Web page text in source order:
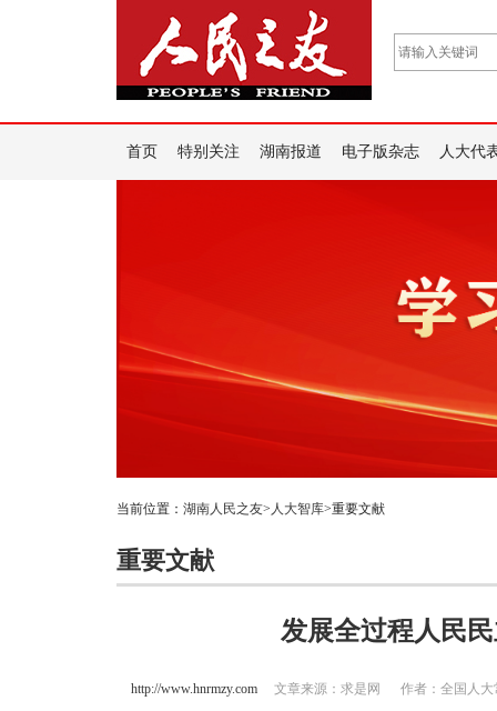
首页 特别关注 湖南报道 电子版杂志 人大代
当前位置： 湖南人民之友> 人大智库>重要文献
重要文献
发展全过程人民
http://www.hnrmzy.com 文章来源：求是网 作者：全国人大